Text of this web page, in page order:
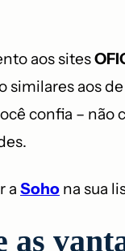
aos sites
similares aos
confia –
a Soho na sua
as